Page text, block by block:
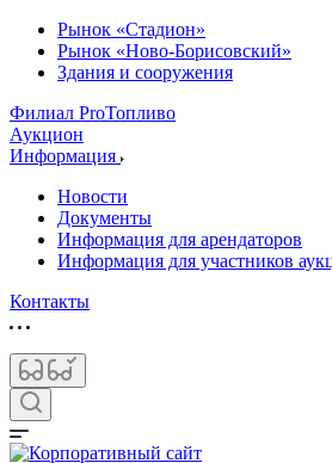
Рынок «Стадион»
Рынок «Ново-Борисовский»
Здания и сооружения
Филиал ProТопливо
Аукцион
Информация
Новости
Документы
Информация для арендаторов
Информация для участников
Контакты